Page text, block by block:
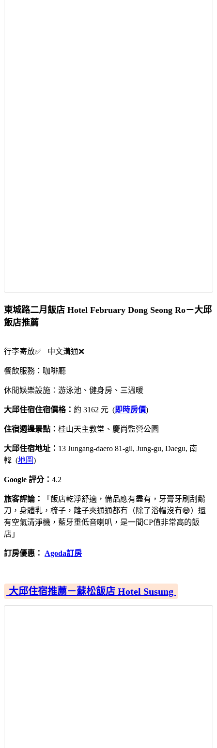
東城路二月飯店 Hotel February Dong Seong Ro－大邱
飯店推薦
行李寄放✅ 中文溝通❌
餐飲服務：咖啡廳
休閒娛樂設施：游泳池、健身房、三溫暖
大邱住宿住宿價格： 約 3162 元 (即時房價)
住宿週邊景點： 桂山天主教堂、慶尚監營公園
大邱住宿地址： 13 Jungang-daero 81-gil, Jung-gu, Daegu, 南
韓 (地圖)
Google 評分： 4.2
旅客評論：
「飯店乾淨舒適，備品應有盡有，牙膏牙刷刮鬍
刀，身體乳，梳子，離子夾通通都有（除了浴帽沒有😅）還
有空氣清淨機，藍牙重低音喇叭，是一間CP值非常高的飯
店」
訂房優惠： Agoda訂房
大邱住宿推薦－蘇松飯店 Hotel Susung